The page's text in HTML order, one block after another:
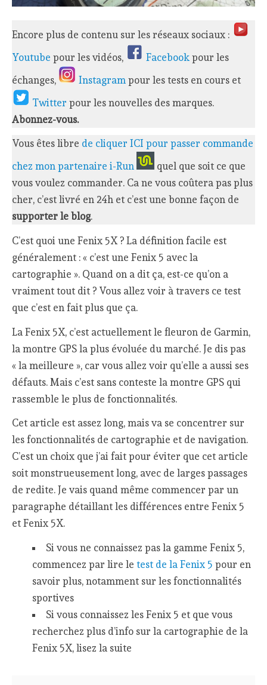
Encore plus de contenu sur les réseaux sociaux :
Youtube pour les vidéos, Facebookpour les
échanges,
Instagrampour les tests en cours et
Twitterpour les nouvelles des marques.
Abonnez-vous.
Vous êtes libre de cliquer ICI pour passer commande
chez mon partenaire i-Run
quel que soit ce que
vous voulez commander. Ca ne vous coûtera pas plus
cher, c’est livré en 24h et c’est une bonne façon de
supporter le blog.
C’est quoi une Fenix 5X ? La définition facile est
généralement : « c’est une Fenix 5 avec la
cartographie ». Quand on a dit ça, est-ce qu’on a
vraiment tout dit ? Vous allez voir à travers ce test
que c’est en fait plus que ça.
La Fenix 5X, c’est actuellement le fleuron de Garmin,
la montre GPS la plus évoluée du marché. Je dis pas
« la meilleure », car vous allez voir qu’elle a aussi ses
défauts. Mais c’est sans conteste la montre GPS qui
rassemble le plus de fonctionnalités.
Cet article est assez long, mais va se concentrer sur
les fonctionnalités de cartographie et de navigation.
C’est un choix que j’ai fait pour éviter que cet article
soit monstrueusement long, avec de larges passages
de redite. Je vais quand même commencer par un
paragraphe détaillant les différences entre Fenix 5
et Fenix 5X.
Si vous ne connaissez pas la gamme Fenix 5,
commencez par lire le test de la Fenix 5 pour en
savoir plus, notamment sur les fonctionnalités
sportives
Si vous connaissez les Fenix 5 et que vous
recherchez plus d’info sur la cartographie de la
Fenix 5X, lisez la suite